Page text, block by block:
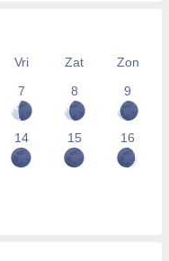
Vri Zat
Zon
7 8 9
14 15 16